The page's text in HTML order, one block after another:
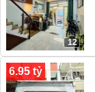
12
6.95 tỷ